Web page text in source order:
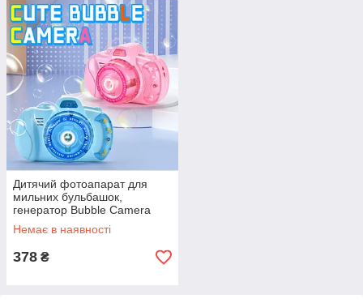
Дитячий фотоапарат для
мильних бульбашок,
генератор Bubble Camera
Немає в наявності
378 ₴